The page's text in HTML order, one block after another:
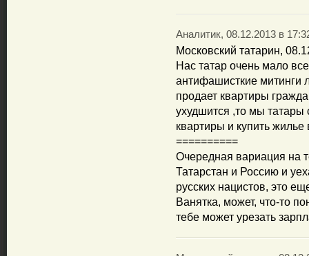
Аналитик, 08.12.2013 в
Московский татарин,
Нас татар очень мало
антифашисткие митинги
продает квартиры
ухудшится ,то мы татары
квартиры и купить жилье
==========
Очередная вариация на
Татарстан и Россию и
русских нацистов, это
Ванятка, может, что-то
тебе может урезать